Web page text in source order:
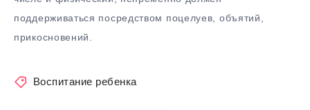
поддерживаться посредством поцелуев, объятий,
прикосновений.
Воспитание ребенка